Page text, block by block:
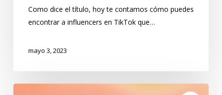
Como dice el título, hoy te contamos cómo puedes
encontrar a influencers en TikTok que…
mayo 3, 2023